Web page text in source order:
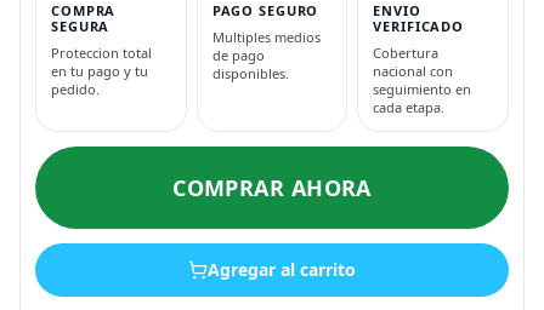
COMPRA
SEGURA
Proteccion total
en tu pago y tu
pedido.
PAGO SEGURO
Multiples medios
de pago
disponibles.
ENVIO
VERIFICADO
Cobertura
nacional con
seguimiento en
cada etapa.
COMPRAR AHORA
Agregar al carrito